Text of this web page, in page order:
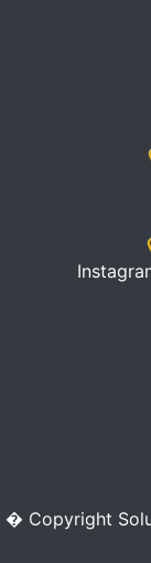
� Copyright